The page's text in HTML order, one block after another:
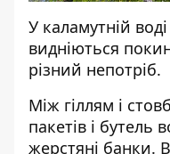
У каламутній
видніються
різний непотріб.
Між гіллям і
пакетів і бутель
жерстяні банки.